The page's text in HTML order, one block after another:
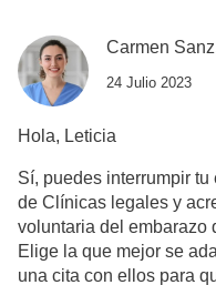
Carmen
24 Julio 2023
Hola, Leticia
Sí, puedes interrumpir
de Clínicas legales y
voluntaria del embarazo
Elige la que mejor se
una cita con ellos para